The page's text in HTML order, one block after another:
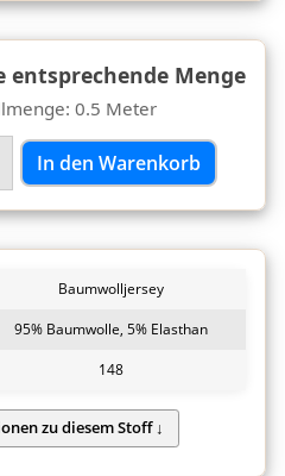
entsprechende Menge
0.5 Meter
In den Warenkorb
Baumwolljersey
95% Baumwolle, 5% Elasthan
148